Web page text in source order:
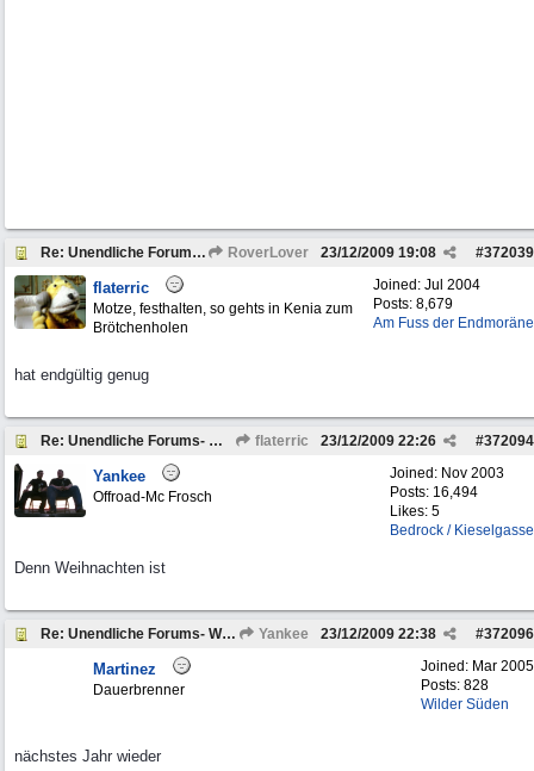
Re: Unendliche Forums- Weihnachtsgeschichte RoverLover #372039
23/12/2009 19:08
Joined: Jul 2004
Posts: 8,679
Am Fuss der Endmoräne
flaterric
Motze, festhalten, so gehts in Kenia zum
Brötchenholen
hat endgültig genug
Re: Unendliche Forums- Weihnachtsgeschichte flaterric #372094
23/12/2009 22:26
Joined: Nov 2003
Posts: 16,494
Likes: 5
Bedrock / Kieselgasse
Yankee
Offroad-Mc Frosch
Denn Weihnachten ist
Re: Unendliche Forums- Weihnachtsgeschichte Yankee #372096
23/12/2009 22:38
Joined: Mar 2005
Posts: 828
Wilder Süden
Martinez
Dauerbrenner
nächstes Jahr wieder